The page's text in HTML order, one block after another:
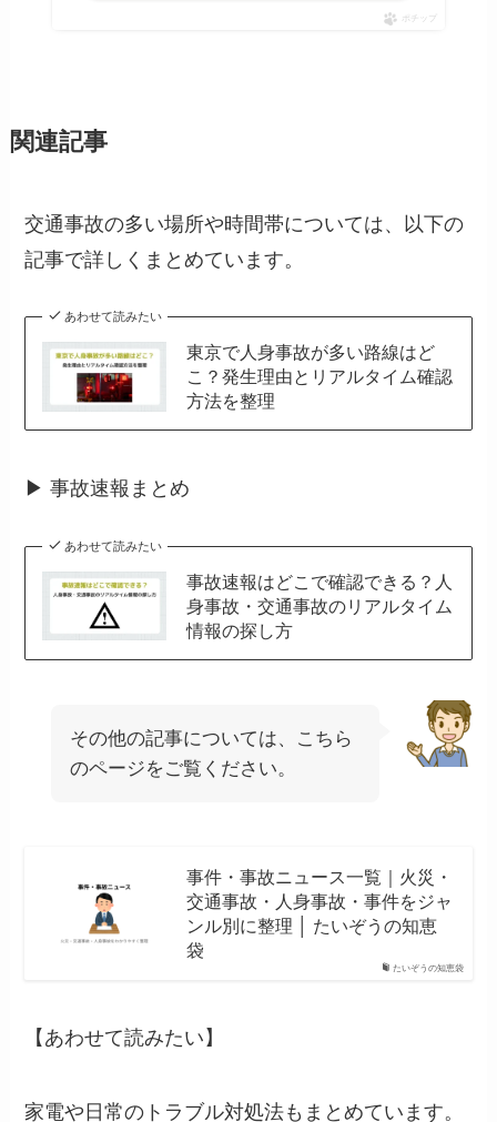
ポチップ
関連記事
交通事故の多い場所や時間帯については、以下の
記事で詳しくまとめています。
あわせて読みたい
東京で人身事故が多い路線はど
こ？発生理由とリアルタイム確認
方法を整理
▶ 事故速報まとめ
あわせて読みたい
事故速報はどこで確認できる？人
身事故・交通事故のリアルタイム
情報の探し方
その他の記事については、こちら
のページをご覧ください。
たいぞうの知恵袋
事件・事故ニュース一覧｜火災・
交通事故・人身事故・事件をジャ
ンル別に整理 │ たいぞうの知恵
袋
【あわせて読みたい】
家電や日常のトラブル対処法もまとめています。